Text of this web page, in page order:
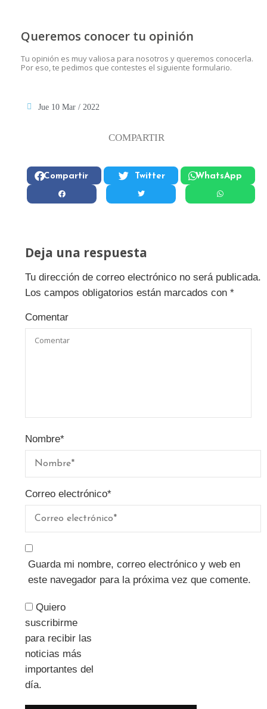
Queremos conocer tu opinión
Tu opinión es muy valiosa para nosotros y queremos conocerla.
Por eso, te pedimos que contestes el siguiente formulario.
Jue 10 Mar / 2022
COMPARTIR
Compartir Twitter WhatsApp
Deja una respuesta
Tu dirección de correo electrónico no será publicada.
Los campos obligatorios están marcados con *
Comentar
Nombre*
Correo electrónico*
Guarda mi nombre, correo electrónico y web en
este navegador para la próxima vez que comente.
Quiero
suscribirme
para recibir las
noticias más
importantes del
día.